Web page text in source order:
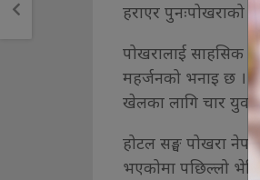
हराएर पुनःपोखराको
पोखरालाई साहसिक
महर्जनको भनाइ छ ।
खेलका लागि चार
होटल सङ्घ पोखरा
भएकोमा पछिल्लो